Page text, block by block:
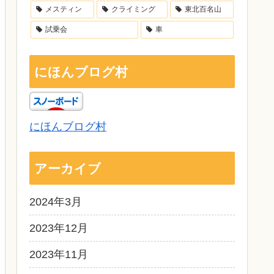
メスティン クライミング 東北百名山
試乗会 車
にほんブログ村
にほんブログ村
アーカイブ
2024年3月
2023年12月
2023年11月